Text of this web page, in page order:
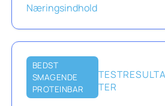
Næringsindhold
BEDST
SMAGENDE
PROTEINBAR
TESTRESULTA
TER